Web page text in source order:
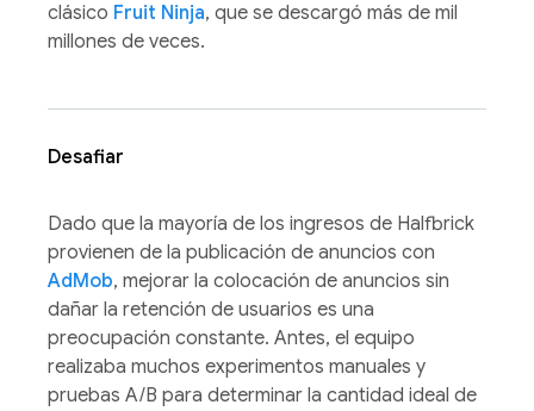
clásico Fruit Ninja, que se descargó más de mil
millones de veces.
Desafiar
Dado que la mayoría de los ingresos de Halfbrick
provienen de la publicación de anuncios con
AdMob, mejorar la colocación de anuncios sin
dañar la retención de usuarios es una
preocupación constante. Antes, el equipo
realizaba muchos experimentos manuales y
pruebas A/B para determinar la cantidad ideal de